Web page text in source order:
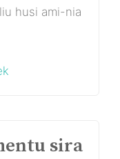
husi ami-nia
sira